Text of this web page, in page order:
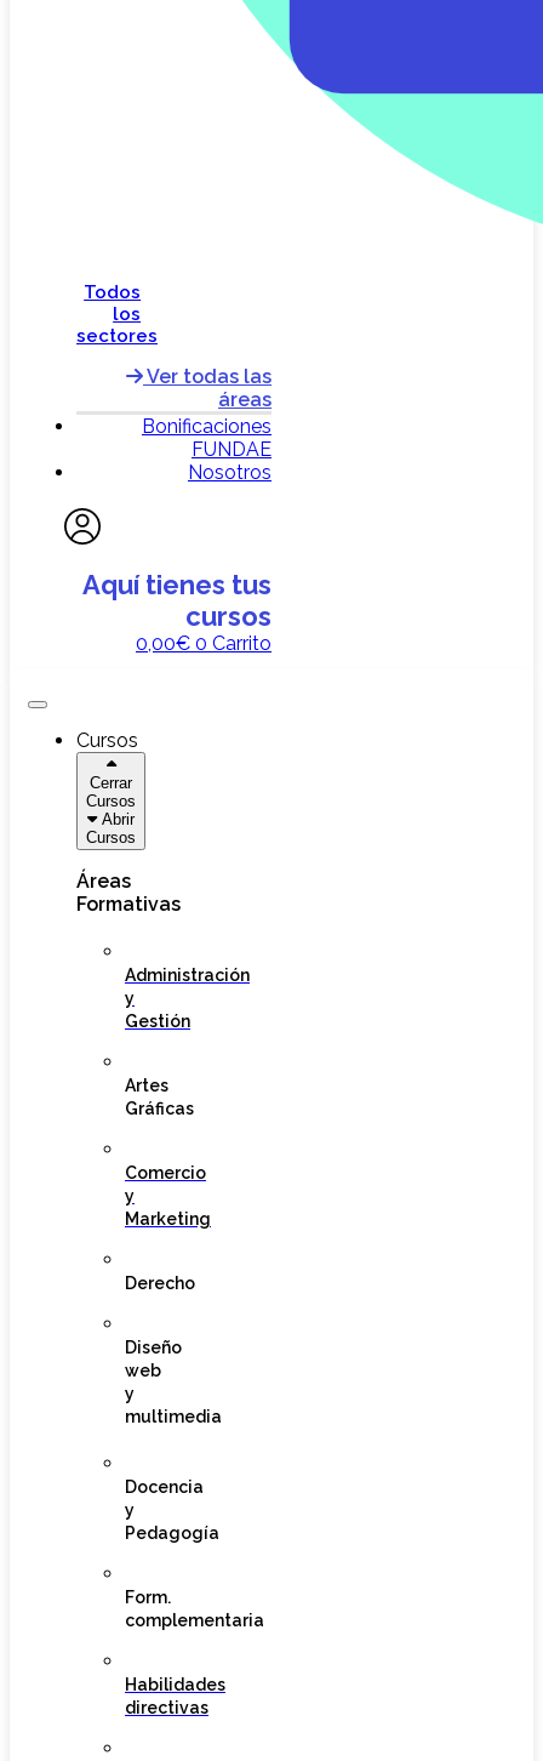
Todos
los
sectores
Ver todas las
áreas
Bonificaciones
FUNDAE
Nosotros
0,00€ 0 Carrito
Cursos
Cerrar
Cursos
Abrir
Cursos
Áreas
Formativas
Administración
y
Gestión
Artes
Gráficas
Comercio
y
Marketing
Derecho
Diseño
web
y
multimedia
Docencia
y
Pedagogía
Form.
complementaria
Habilidades
directivas